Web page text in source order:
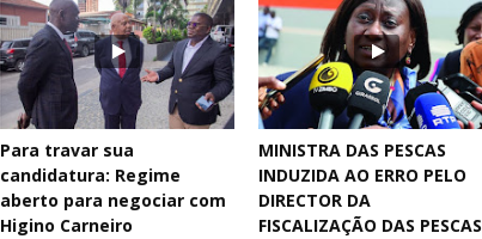
Para travar sua
candidatura: Regime
aberto para negociar com
Higino Carneiro
MINISTRA DAS PESCAS
INDUZIDA AO ERRO PELO
DIRECTOR DA
FISCALIZAÇÃO DAS PESCAS